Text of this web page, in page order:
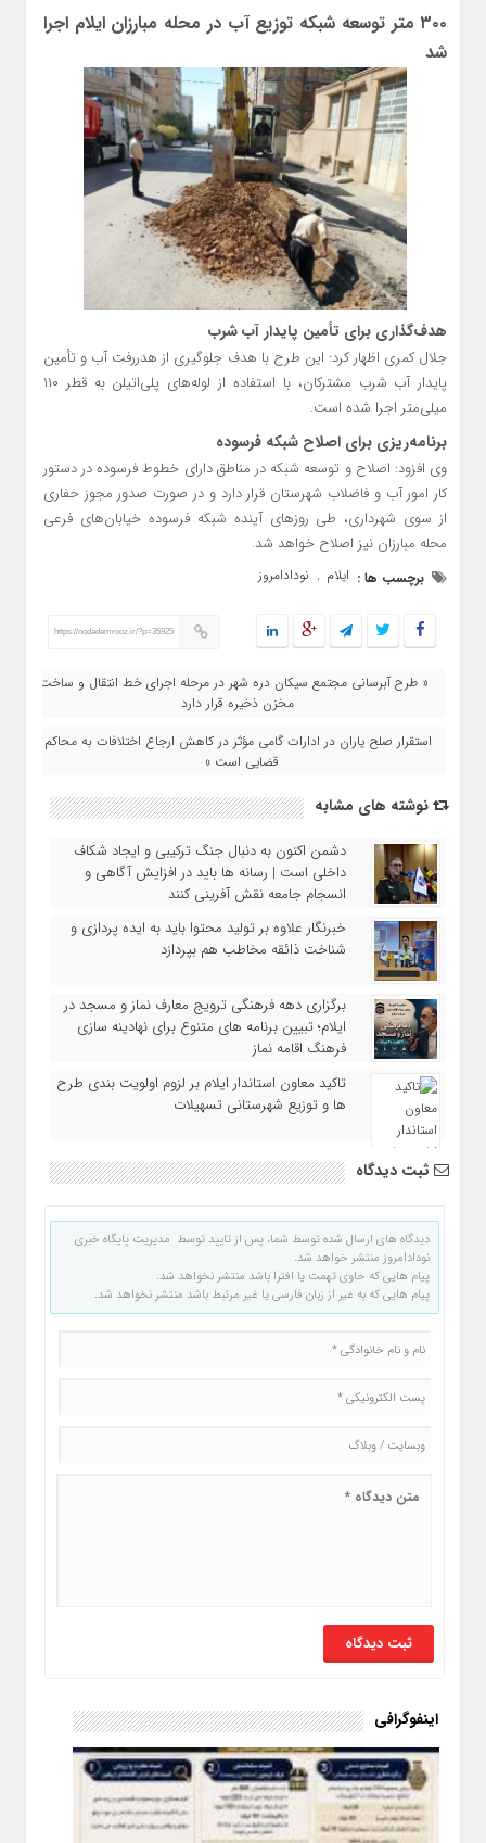
۳۰۰ متر توسعه شبکه توزیع آب در محله مبارزان ایلام اجرا
شد
هدف‌گذاری برای تأمین پایدار آب شرب
جلال کمری اظهار کرد: این طرح با هدف جلوگیری از هدررفت آب و تأمین
پایدار آب شرب مشترکان، با استفاده از لوله‌های پلی‌اتیلن به قطر ۱۱۰
میلی‌متر اجرا شده است.
برنامه‌ریزی برای اصلاح شبکه فرسوده
وی افزود: اصلاح و توسعه شبکه در مناطق دارای خطوط فرسوده در دستور
کار امور آب و فاضلاب شهرستان قرار دارد و در صورت صدور مجوز حفاری
از سوی شهرداری، طی روزهای آینده شبکه فرسوده خیابان‌های فرعی
محله مبارزان نیز اصلاح خواهد شد.
برچسب ها : ایلام , نودادامروز
https://nodademrooz.ir/?p=35925
« طرح آبرسانی مجتمع سیکان دره شهر در مرحله اجرای خط انتقال و ساخت
مخزن ذخیره قرار دارد
استقرار صلح‌ یاران در ادارات گامی مؤثر در کاهش ارجاع اختلافات به محاکم
قضایی است »
نوشته های مشابه
دشمن اکنون به دنبال جنگ ترکیبی و ایجاد شکاف
داخلی است | رسانه‌ ها باید در افزایش آگاهی و
انسجام جامعه نقش‌ آفرینی کنند
خبرنگار علاوه بر تولید محتوا باید به ایده‌ پردازی و
شناخت ذائقه مخاطب هم بپردازد
برگزاری دهه فرهنگی ترویج معارف نماز و مسجد در
ایلام؛ تبیین برنامه‌ های متنوع برای نهادینه‌ سازی
فرهنگ اقامه نماز
تاکید معاون استاندار ایلام بر لزوم اولویت‌ بندی طرح‌
ها و توزیع شهرستانی تسهیلات
ثبت دیدگاه
دیدگاه های ارسال شده توسط شما، پس از تایید توسط مدیریت پایگاه خبری
نودادامروز منتشر خواهد شد.
پیام هایی که حاوی تهمت یا افترا باشد منتشر نخواهد شد.
پیام هایی که به غیر از زبان فارسی یا غیر مرتبط باشد منتشر نخواهد شد.
اینفوگرافی